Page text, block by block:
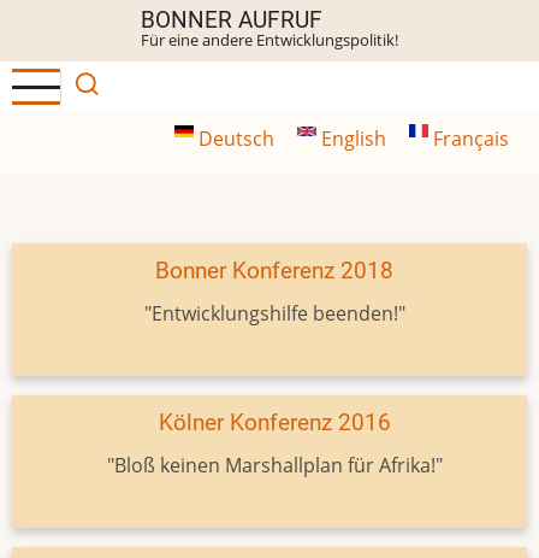
Inhalt
BONNER AUFRUF
Für eine andere Entwicklungspolitik!
Deutsch English Français
Bonner Konferenz 2018
"Entwicklungshilfe beenden!"
Kölner Konferenz 2016
"Bloß keinen Marshallplan für Afrika!"